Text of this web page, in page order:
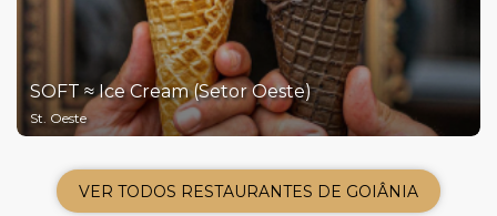
SOFT ≈ Ice Cream (Setor Oeste)
St. Oeste
VER TODOS RESTAURANTES DE GOIÂNIA